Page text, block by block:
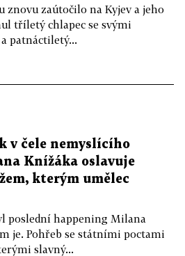
znovu zaútočilo na Kyjev a jeho
tříletý chlapec se svými
patnáctiletý...
v čele nemyslícího
Knížáka oslavuje
kterým umělec
poslední happening Milana
je. Pohřeb se státními poctami
slavný...